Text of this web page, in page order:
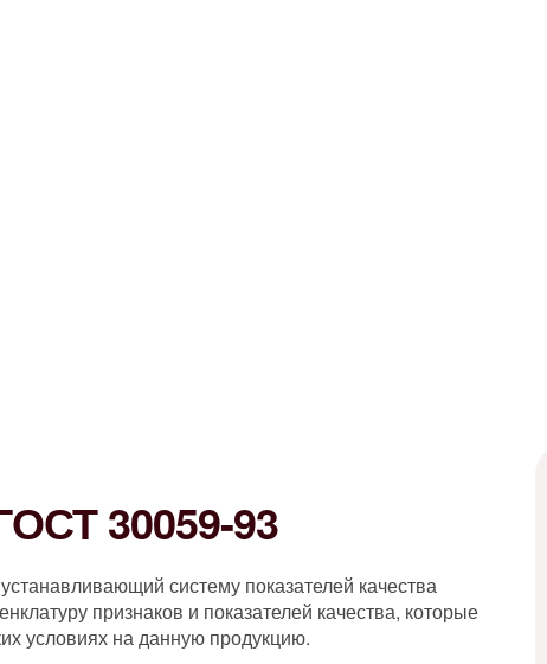
30059-93
систему показателей качества
признаков и показателей качества, которые
условиях на данную продукцию.